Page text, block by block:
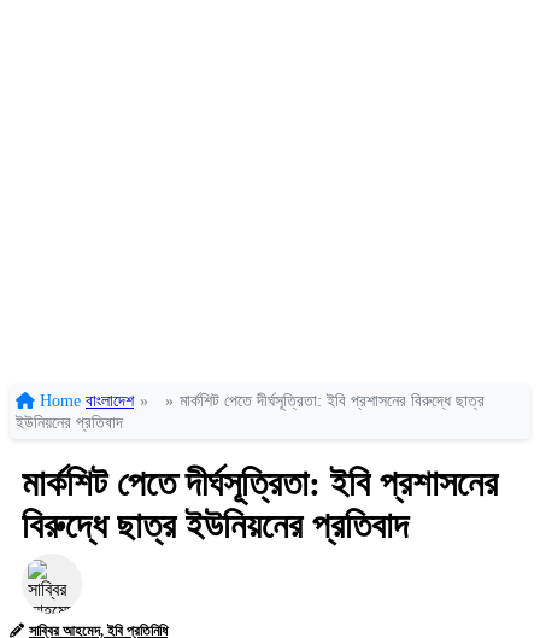
Home বাংলাদেশ » » মার্কশিট পেতে দীর্ঘসূত্রিতা: ইবি প্রশাসনের বিরুদ্ধে ছাত্র
ইউনিয়নের প্রতিবাদ
মার্কশিট পেতে দীর্ঘসূত্রিতা: ইবি প্রশাসনের
বিরুদ্ধে ছাত্র ইউনিয়নের প্রতিবাদ
সাব্বির আহমেদ, ইবি প্রতিনিধি